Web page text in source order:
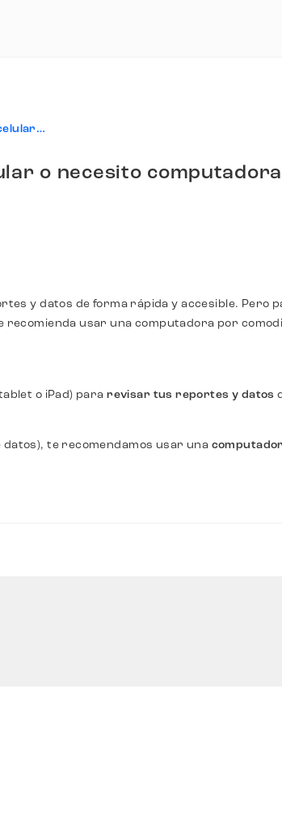
¿Puedo entrar a mi admin desde mi celular o necesito computadora?
o necesito
y datos de forma rápida y accesible. Pero
recomienda usar una computadora por
o iPad) pararevisar tus reportes y datos
datos), te recomendamos usar una